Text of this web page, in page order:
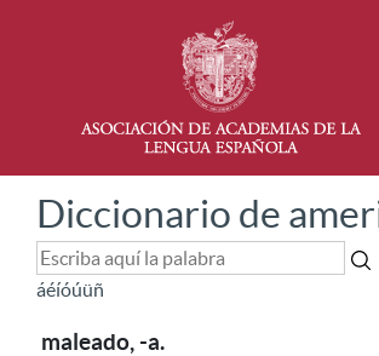
Diccionario de
áéíóúüñ
maleado, -a.